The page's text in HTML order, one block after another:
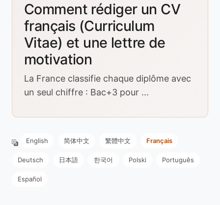
Comment rédiger un CV
français (Curriculum
Vitae) et une lettre de
motivation
La France classifie chaque diplôme avec
un seul chiffre : Bac+3 pour ...
English 简体中文 繁體中文 Français
Deutsch 日本語 한국어 Polski Português
Español